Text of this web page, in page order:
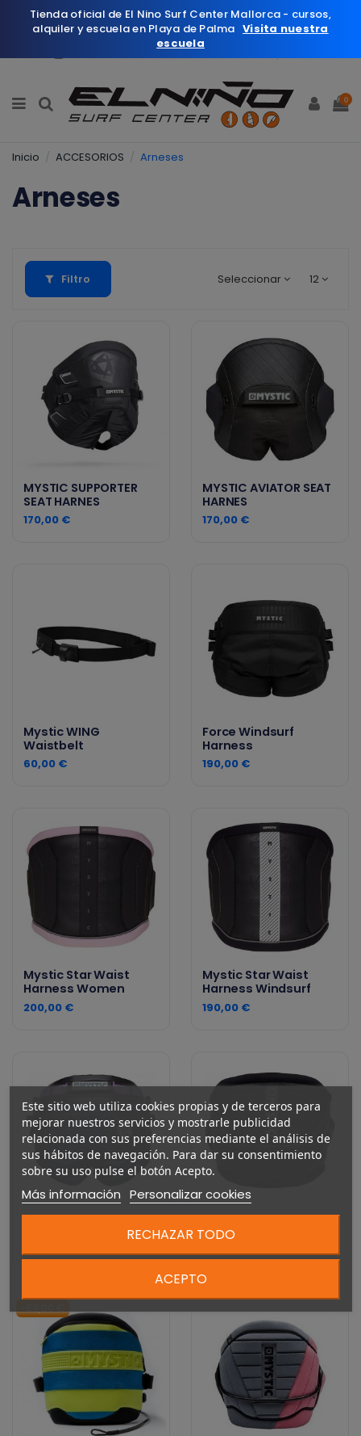
0
Inicio ACCESORIOS Arneses
Arneses
Filtro Seleccionar 12
MYSTIC SUPPORTER
SEAT HARNES
170,00 €
MYSTIC AVIATOR SEAT
HARNES
170,00 €
Mystic WING
Waistbelt
60,00 €
Force Windsurf
Harness
190,00 €
Mystic Star Waist
Harness Women
200,00 €
Mystic Star Waist
Harness Windsurf
190,00 €
MYSTIC PASSION SEAT
150,00 €
STAR WAIST HARNESS
WOMEN
150,00 €
Este sitio web utiliza cookies propias y de terceros para
mejorar nuestros servicios y mostrarle publicidad
relacionada con sus preferencias mediante el análisis de
sus hábitos de navegación. Para dar su consentimiento
sobre su uso pulse el botón Acepto.
Más información Personalizar cookies
RECHAZAR TODO
ACEPTO
Tienda oficial de El Nino Surf Center Mallorca - cursos,
alquiler y escuela en Playa de Palma Visita nuestra
escuela